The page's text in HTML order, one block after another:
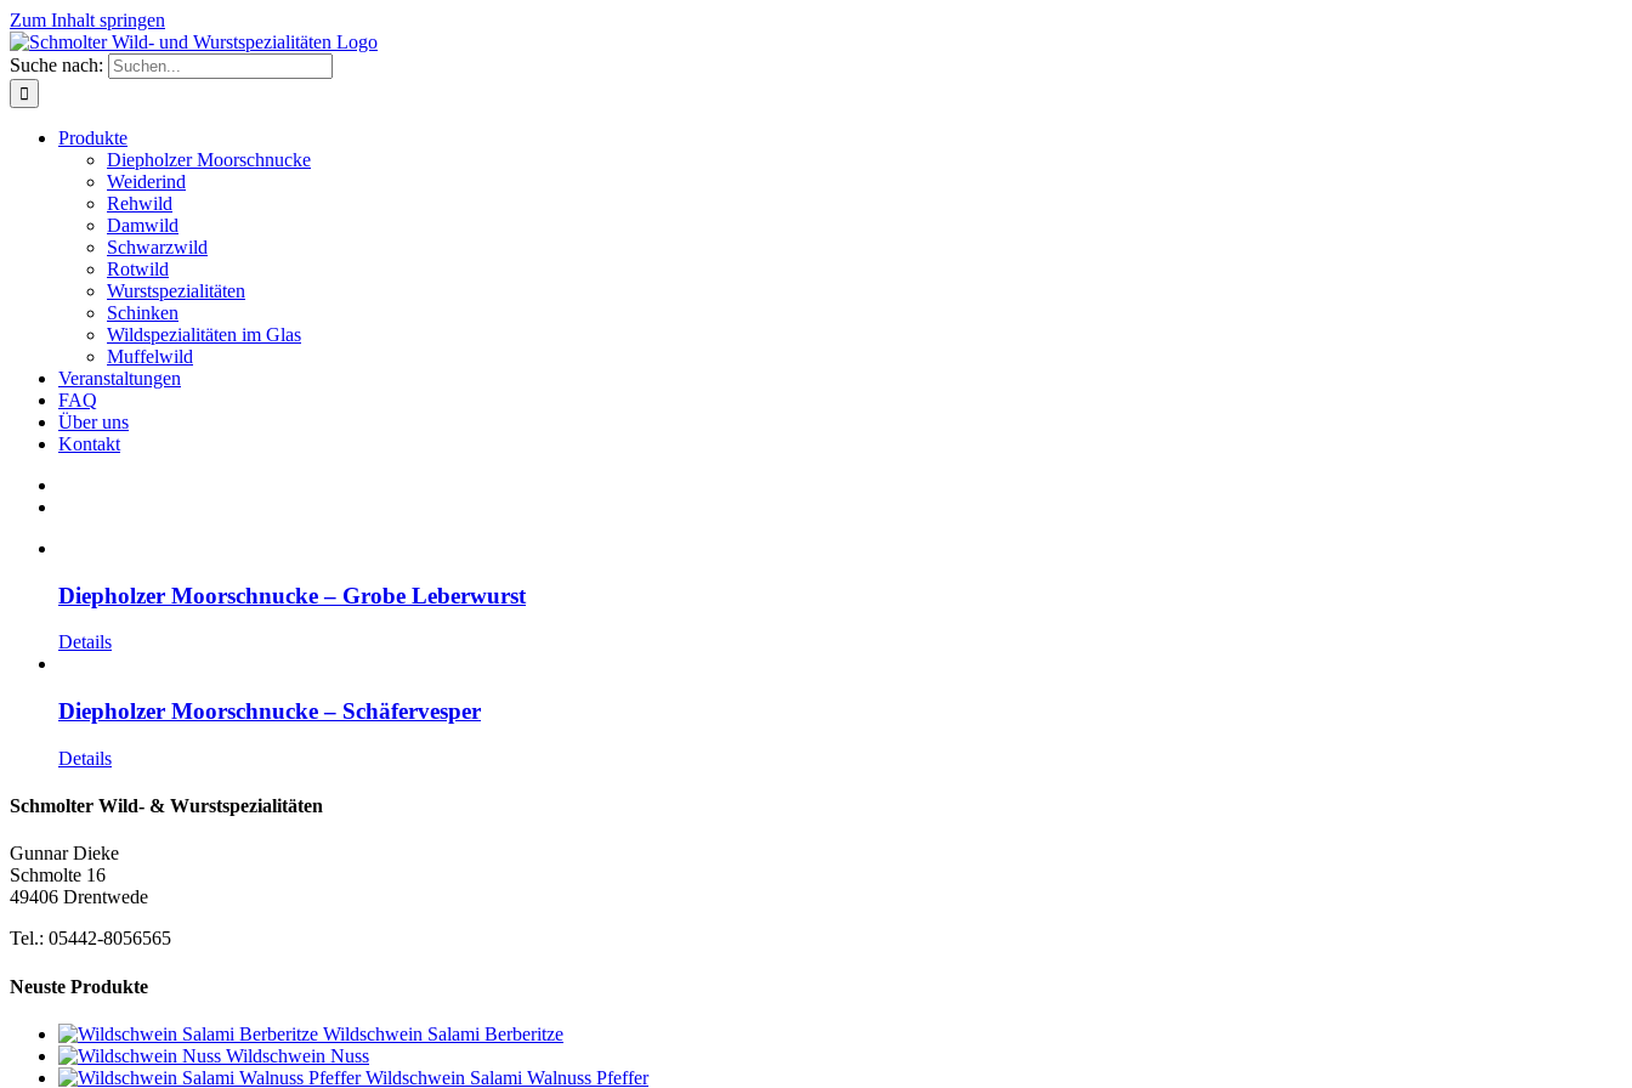
Zum Inhalt springen
Suche nach:
Produkte
Diepholzer Moorschnucke
Weiderind
Rehwild
Damwild
Schwarzwild
Rotwild
Wurstspezialitäten
Schinken
Wildspezialitäten im Glas
Muffelwild
Veranstaltungen
FAQ
Über uns
Kontakt
Diepholzer Moorschnucke – Grobe Leberwurst
Details
Diepholzer Moorschnucke – Schäfervesper
Details
Schmolter Wild- & Wurstspezialitäten
Gunnar Dieke
Schmolte 16
49406 Drentwede
Tel.: 05442-8056565
Neuste Produkte
Wildschwein Salami Berberitze
Wildschwein Nuss
Wildschwein Salami Walnuss Pfeffer